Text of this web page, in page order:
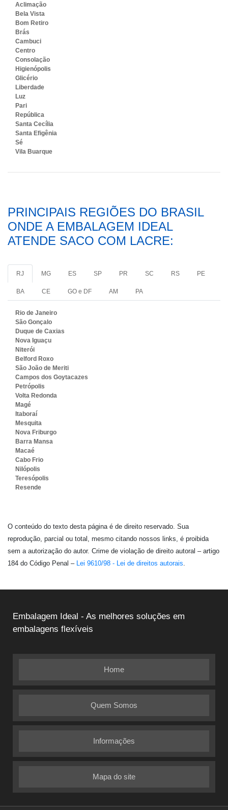
Aclimação
Bela Vista
Bom Retiro
Brás
Cambuci
Centro
Consolação
Higienópolis
Glicério
Liberdade
Luz
Pari
República
Santa Cecília
Santa Efigênia
Sé
Vila Buarque
PRINCIPAIS REGIÕES DO BRASIL
ONDE A EMBALAGEM IDEAL
ATENDE SACO COM LACRE:
RJ MG ES SP PR SC RS PE
BA CE GO e DF AM PA
Rio de Janeiro
São Gonçalo
Duque de Caxias
Nova Iguaçu
Niterói
Belford Roxo
São João de Meriti
Campos dos Goytacazes
Petrópolis
Volta Redonda
Magé
Itaboraí
Mesquita
Nova Friburgo
Barra Mansa
Macaé
Cabo Frio
Nilópolis
Teresópolis
Resende
O conteúdo do texto desta página é de direito reservado. Sua
reprodução, parcial ou total, mesmo citando nossos links, é proibida
sem a autorização do autor. Crime de violação de direito autoral – artigo
184 do Código Penal – Lei 9610/98 - Lei de direitos autorais.
Embalagem Ideal - As melhores soluções em
embalagens flexíveis
Home
Quem Somos
Informações
Mapa do site